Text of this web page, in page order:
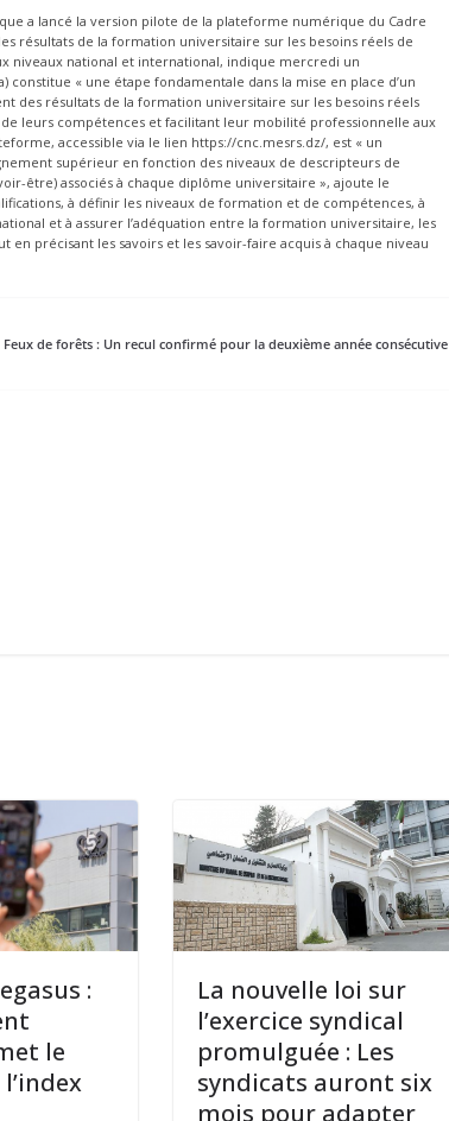
a lancé la version pilote de la plateforme numérique du Cadre
résultats de la formation universitaire sur les besoins réels de
niveaux national et international, indique mercredi un
« une étape fondamentale dans la mise en place d’un
des résultats de la formation universitaire sur les besoins réels
leurs compétences et facilitant leur mobilité professionnelle aux
accessible via le lien https://cnc.mesrs.dz/, est « un
supérieur en fonction des niveaux de descripteurs de
être) associés à chaque diplôme universitaire », ajoute le
à définir les niveaux de formation et de compétences, à
et à assurer l’adéquation entre la formation universitaire, les
précisant les savoirs et les savoir-faire acquis à chaque niveau
Feux de forêts : Un recul confirmé pour la deuxième année consécutive
:
le
La nouvelle loi sur
l’exercice syndical
promulguée : Les
syndicats auront six
mois pour adapter